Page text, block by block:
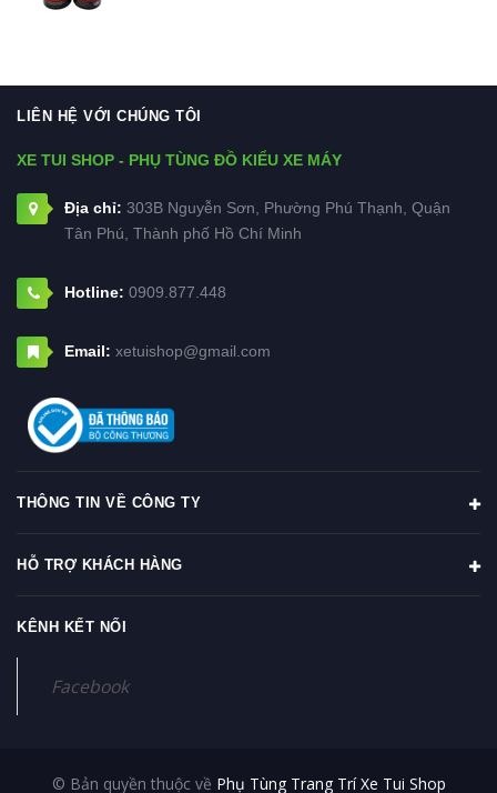
LIÊN HỆ VỚI CHÚNG TÔI
XE TUI SHOP - PHỤ TÙNG ĐỒ KIỂU XE MÁY
Địa chỉ: 303B Nguyễn Sơn, Phường Phú Thạnh, Quận
Tân Phú, Thành phố Hồ Chí Minh
Hotline: 0909.877.448
Email: xetuishop@gmail.com
THÔNG TIN VỀ CÔNG TY
HỖ TRỢ KHÁCH HÀNG
KÊNH KẾT NỐI
Facebook
© Bản quyền thuộc về Phụ Tùng Trang Trí Xe Tui Shop